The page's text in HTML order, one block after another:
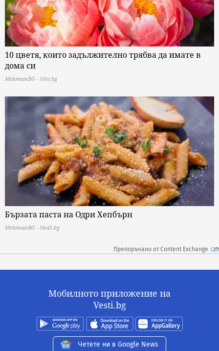
10 цветя, които задължително трябва да имате в
дома си
MelomanBG - 10te.bg
Бързата паста на Одри Хепбърн
MelomanBG - Sled5.bg
Препоръчано от Content Exchange
Мобилното приложение на
Vesti.bg
Четете ни в Google News